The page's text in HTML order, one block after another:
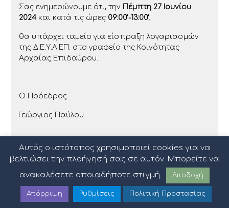
Σας ενημερώνουμε ότι, την Πέμπτη 27 Ιουνίου
2024 και κατά τις ώρες 09:00’-13:00’,
θα υπάρχει ταμείο για είσπραξη λογαριασμών
της Δ.Ε.Υ.Α.ΕΠ. στο γραφείο της Κοινότητας
Αρχαίας Επιδαύρου.
Ο Πρόεδρος
Γεώργιος Παύλου
Πολιτική Προστασίας Δεδομένων |Όροι Χρήσης|Sitemap
Αυτός ο ιστότοπος χρησιμοποιεί cookies για να
βελτιώσει την πλοήγησή σας σε αυτόν. Μπορείτε να
ανακαλέσετε οποιαδήποτε στιγμή.
Αποδοχή
Απόρριψη Ρυθμίσεις Πολιτική Προστασίας